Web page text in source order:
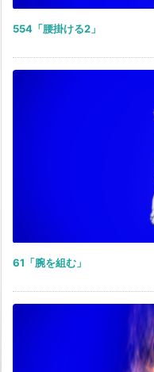
554「腰掛ける2」
61「腕を組む」